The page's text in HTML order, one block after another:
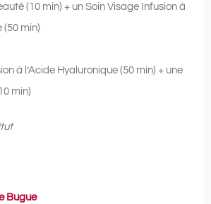
(10 min) + un Soin Visage Infusion à
(50 min)
à l’Acide Hyaluronique (50 min) + une
min)
Bugue